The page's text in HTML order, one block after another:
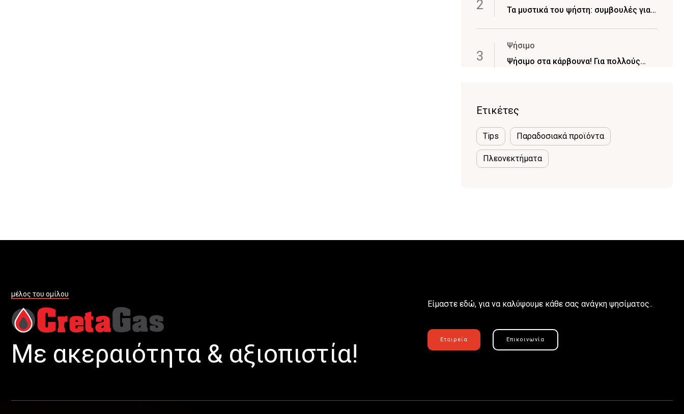
Τα μυστικά του ψήστη: συμβουλές για
Ψήσιμο
Ψήσιμο στα κάρβουνα! Για πολλούς
Ετικέτες
Tips Παραδοσιακά προϊόντα
Πλεονεκτήματα
μέλος του ομίλου
Με ακεραιότητα & αξιοπιστία!
Είμαστε εδώ, για να καλύψουμε κάθε σας ανάγκη ψησίματος..
Εταιρεία Επικοινωνία